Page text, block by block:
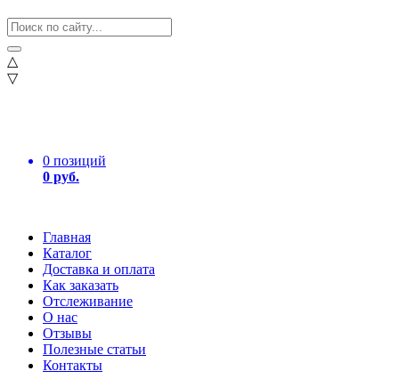
△
▽
0 позиций
0 руб.
Главная
Каталог
Доставка и оплата
Как заказать
Отслеживание
О нас
Отзывы
Полезные статьи
Контакты